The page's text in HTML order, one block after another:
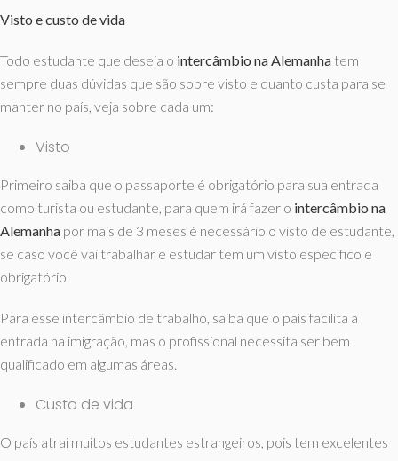
Visto e custo de vida
Todo estudante que deseja o intercâmbio na Alemanha tem
sempre duas dúvidas que são sobre visto e quanto custa para se
manter no país, veja sobre cada um:
Visto
Primeiro saiba que o passaporte é obrigatório para sua entrada
como turista ou estudante, para quem irá fazer o intercâmbio na
Alemanha por mais de 3 meses é necessário o visto de estudante,
se caso você vai trabalhar e estudar tem um visto específico e
obrigatório.
Para esse intercâmbio de trabalho, saiba que o país facilita a
entrada na imigração, mas o profissional necessita ser bem
qualificado em algumas áreas.
Custo de vida
O país atrai muitos estudantes estrangeiros, pois tem excelentes